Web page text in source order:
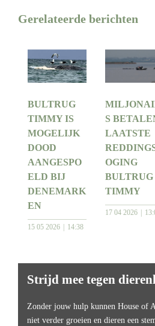
Gerelateerde berichten
BULTRUG
TIMMY IS
MOGELIJK
DOOD
AANGESPO
ELD BIJ
DENEMARK
EN
15 05 2026 14:38
S
LAATSTE
OGING
BULTRUG
TIMMY
17 04 2026
Strijd mee tegen
Zonder jouw hulp kunnen House of
niet verder groeien en dieren een